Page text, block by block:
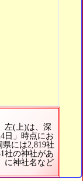
左(上)は、深
日」時点にお
には2,819社
社の神社があ
に神社名など